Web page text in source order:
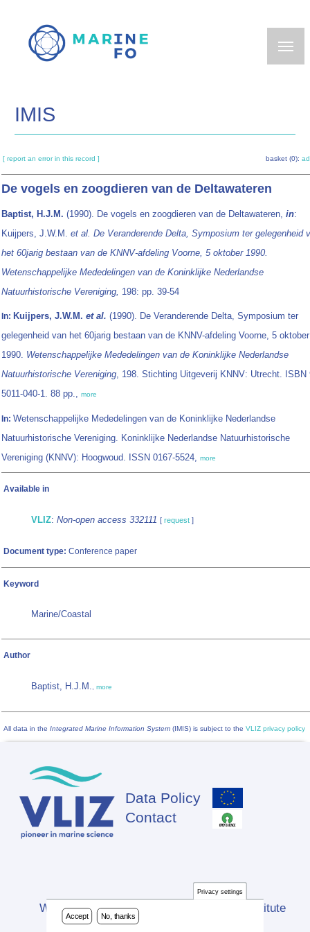
main
IMIS
[ report an error in this record ] basket (0):
De vogels en zoogdieren van de Deltawateren
Baptist, H.J.M. (1990). De vogels en zoogdieren van de Deltawateren, in:
Kuijpers, J.W.M. et al. De Veranderende Delta, Symposium ter gelegenheid
het 60jarig bestaan van de KNNV-afdeling Voorne, 5 oktober 1990.
Wetenschappelijke Mededelingen van de Koninklijke Nederlandse
Natuurhistorische Vereniging, 198: pp. 39-54
In: Kuijpers, J.W.M. et al. (1990). De Veranderende Delta, Symposium ter
gelegenheid van het 60jarig bestaan van de KNNV-afdeling Voorne, 5 oktober
1990. Wetenschappelijke Mededelingen van de Koninklijke Nederlandse
Natuurhistorische Vereniging, 198. Stichting Uitgeverij KNNV: Utrecht. ISBN
5011-040-1. 88 pp., more
In: Wetenschappelijke Mededelingen van de Koninklijke Nederlandse
Natuurhistorische Vereniging. Koninklijke Nederlandse Natuurhistorische
Vereniging (KNNV): Hoogwoud. ISSN 0167-5524, more
Available in
VLIZ: Non-open access 332111 [ request ]
Document type: Conference paper
Keyword
Marine/Coastal
Author
Baptist, H.J.M., more
All data in the Integrated Marine Information System (IMIS) is subject to the VLIZ privacy policy
Footer
Data Policy
Contact
Website developed by Flanders Marine Institute
Privacy settings
Accept No, thanks